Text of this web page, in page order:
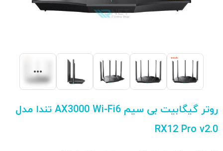
روتر گیگابیت بی سیم AX3000 Wi-Fi6 تندا مدل
RX12 Pro v2.0